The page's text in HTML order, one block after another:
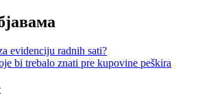
evidenciju radnih sati?
bi trebalo znati pre kupovine peškira